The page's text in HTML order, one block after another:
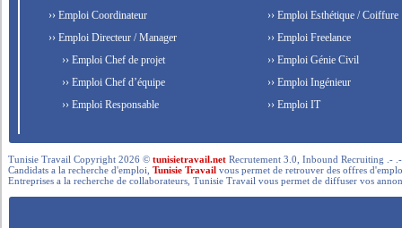
›› Emploi Coordinateur
›› Emploi Directeur / Manager
›› Emploi Chef de projet
›› Emploi Chef d’équipe
›› Emploi Responsable
›› Emploi Esthétique / Coiffure
›› Emploi Freelance
›› Emploi Génie Civil
›› Emploi Ingénieur
›› Emploi IT
Tunisie Travail Copyright 2026 ©tunisietravail.net Recrutement 3.0, Inbound Recruiting .-
Candidats a la recherche d'emploi,Tunisie Travail vous permet de retrouver des offres
Entreprises a la recherche de collaborateurs, Tunisie Travail vous permet de diffuser vos